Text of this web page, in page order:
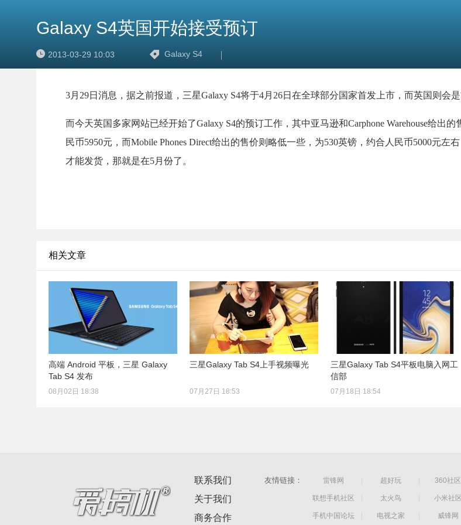
Galaxy S4英国开始接受预订
2013-03-29 10:03 Galaxy S4
3月29日消息，据之前报道，三星Galaxy S4将于4月26日在全球部分国家首发上市，而英国则会
而今天英国多家网站已经开始了Galaxy S4的预订工作，其中亚马逊和Carphone Warehouse给出的
民币5950元，而Mobile Phones Direct给出的售价则略低一些，为530英镑，约合人民币5000元左
才能发货，那就是在5月份了。
相关文章
高端 Android 平板，三星 Galaxy
Tab S4 发布
08月02日 18:38
三星Galaxy Tab S4上手视频曝光
07月27日 18:53
三星Galaxy Tab S4平板电脑入网工
信部
07月18日 18:54
联系我们
关于我们
商务合作
友情链接： 雷锋网 超好玩 360社区
联想手机社区 太火鸟 小米社区
手机中国论坛 电视之家 威锋网